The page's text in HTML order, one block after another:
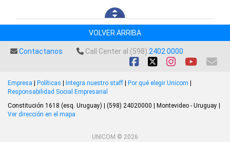
VOLVER ARRIBA
Contactanos Call Center al (598) 2402 0000
Empresa | Políticas | Integra nuestro staff | Por qué elegir Unicom |
Responsabilidad Social Empresarial
Constitución 1618 (esq. Uruguay) | (598) 24020000 | Montevideo - Uruguay |
Ver dirección en el mapa
UNICOM © 2026